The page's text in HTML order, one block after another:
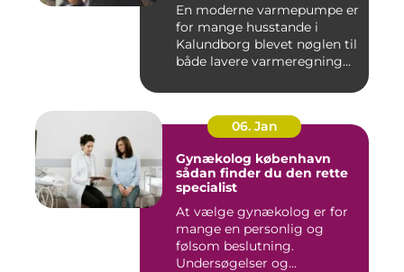
En moderne varmepumpe er
for mange husstande i
Kalundborg blevet nøglen til
både lavere varmeregning...
06. Jan
Gynækolog københavn
sådan finder du den rette
specialist
At vælge gynækolog er for
mange en personlig og
følsom beslutning.
Undersøgelser og